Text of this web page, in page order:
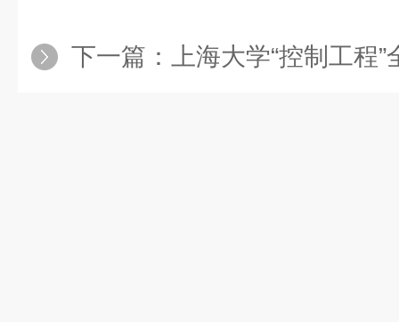
下一篇： 上海大学“控制工程”全日制